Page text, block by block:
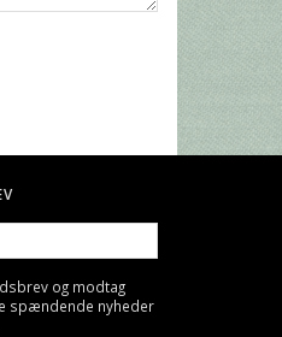
og modtag
spændende nyheder